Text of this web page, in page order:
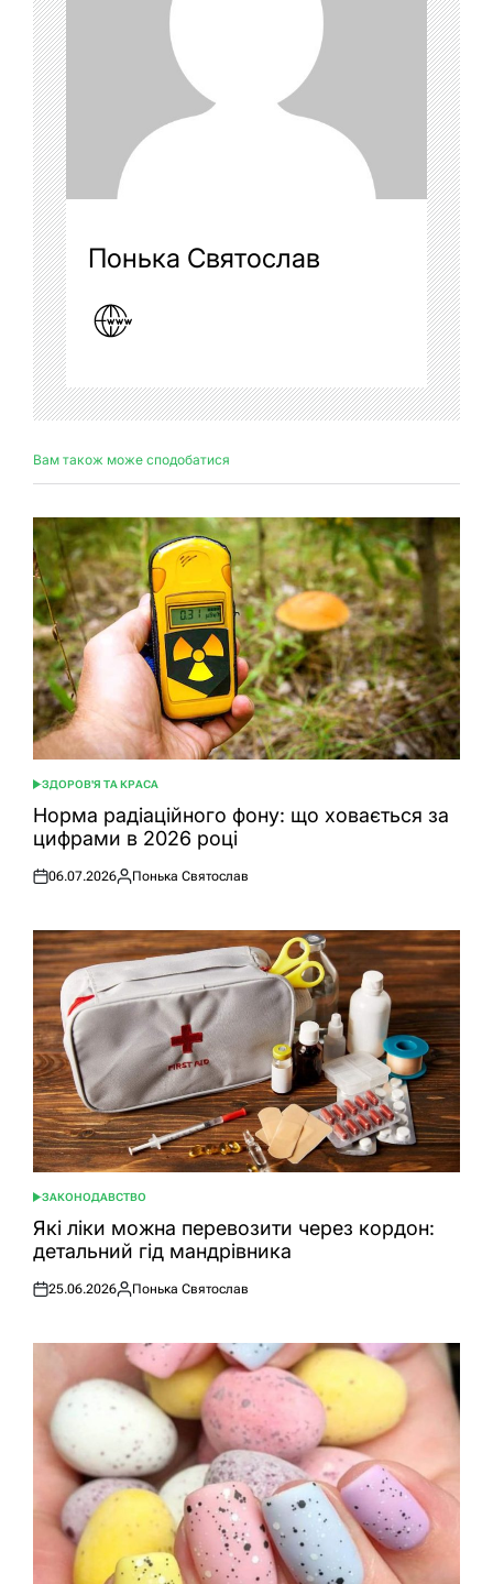
Понька Святослав
Вам також може сподобатися
ОПУБЛІКУВАТИ
У
ЗДОРОВ'Я ТА КРАСА
Норма радіаційного фону: що ховається за
цифрами в 2026 році
Оприлюднено
06.07.2026
Опубліковано
Понька Святослав
ОПУБЛІКУВАТИ
У
ЗАКОНОДАВСТВО
Які ліки можна перевозити через кордон:
детальний гід мандрівника
Оприлюднено
25.06.2026
Опубліковано
Понька Святослав